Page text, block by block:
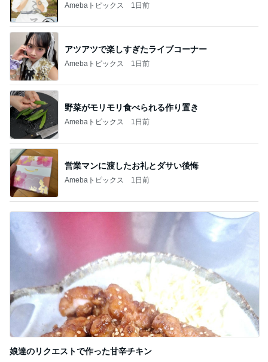
Amebaトピックス 1日前
アツアツで楽しすぎたライブコーナー
Amebaトピックス 1日前
野菜がモリモリ食べられる作り置き
Amebaトピックス 1日前
営業マンに渡したお礼とダサい後悔
Amebaトピックス 1日前
娘達のリクエストで作った甘辛チキン